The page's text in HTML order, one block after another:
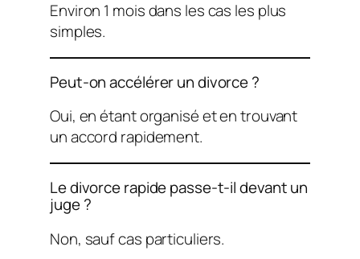
Environ 1 mois dans les cas les plus
simples.
Peut-on accélérer un divorce ?
Oui, en étant organisé et en trouvant
un accord rapidement.
Le divorce rapide passe-t-il devant un
juge ?
Non, sauf cas particuliers.